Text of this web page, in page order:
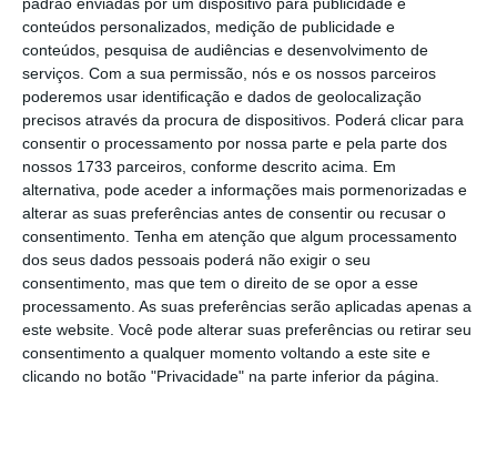
padrão enviadas por um dispositivo para publicidade e
conteúdos personalizados, medição de publicidade e
conteúdos, pesquisa de audiências e desenvolvimento de
serviços. Com a sua permissão, nós e os nossos parceiros
poderemos usar identificação e dados de geolocalização
precisos através da procura de dispositivos. Poderá clicar para
consentir o processamento por nossa parte e pela parte dos
nossos 1733 parceiros, conforme descrito acima. Em
alternativa, pode aceder a informações mais pormenorizadas e
alterar as suas preferências antes de consentir ou recusar o
consentimento. Tenha em atenção que algum processamento
dos seus dados pessoais poderá não exigir o seu
consentimento, mas que tem o direito de se opor a esse
processamento. As suas preferências serão aplicadas apenas a
este website. Você pode alterar suas preferências ou retirar seu
consentimento a qualquer momento voltando a este site e
clicando no botão "Privacidade" na parte inferior da página.